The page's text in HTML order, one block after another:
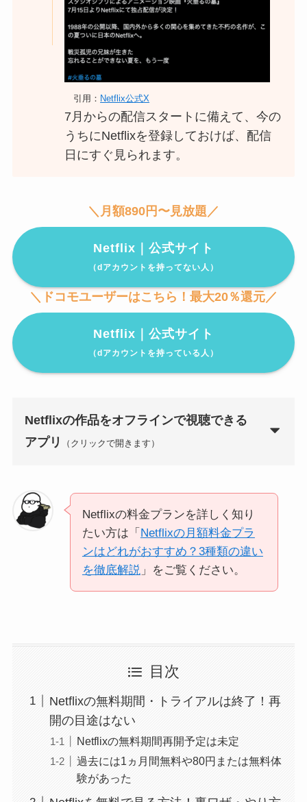
引用： Netflix公式X
7月からの配信スタートに備えて、今の
うちにNetflixを登録しておけば、配信
日にすぐ見られます。
＼月額890円〜見放題／
Netflix｜公式サイト
（dアカウントを持ってない人）
＼ドコモユーザーはこちら！最大20％還元／
Netflix｜公式サイト
（dアカウントを持っている人）
Netflixの作品をオフラインで視聴できる
アプリ
（クリックで開きます）
Netflixの料金プランを詳しく知り
たい方は「 Netflixの月額料金プラ
ンはどれがおすすめ？3種類の違い
を徹底解説」をご覧ください。
目次
Netflixの無料期間・トライアルは終了！再
開の目途はない
Netflixの無料期間再開予定は未定
過去には1ヵ月間無料や80円または無料体
験があった